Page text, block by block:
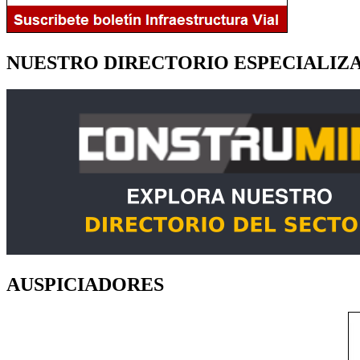
NUESTRO DIRECTORIO
AUSPICIADORES